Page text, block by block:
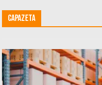
Capazeta